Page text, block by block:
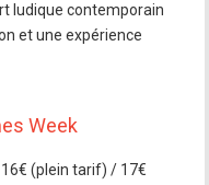
ludique contemporain
et une expérience
Week
(plein tarif) / 17€